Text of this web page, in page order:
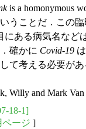
is a homonymous
うことだ．この
ある病気名など
確かに Covid-19
て考える必要があ
Willy and Mark Van
18-1]
ページ ]